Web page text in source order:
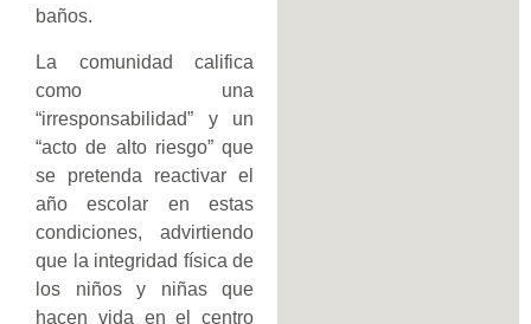
baños.
La comunidad califica
como una
“irresponsabilidad” y un
“acto de alto riesgo” que
se pretenda reactivar el
año escolar en estas
condiciones, advirtiendo
que la integridad física de
los niños y niñas que
hacen vida en el centro